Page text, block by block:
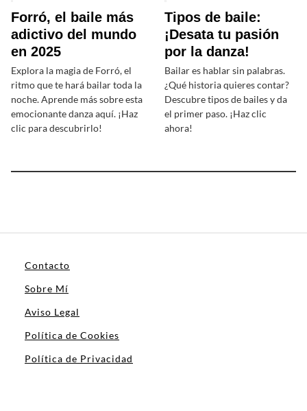
Forró, el baile más
adictivo del mundo
en 2025
Explora la magia de Forró, el
ritmo que te hará bailar toda la
noche. Aprende más sobre esta
emocionante danza aquí. ¡Haz
clic para descubrirlo!
Tipos de baile:
¡Desata tu pasión
por la danza!
Bailar es hablar sin palabras.
¿Qué historia quieres contar?
Descubre tipos de bailes y da
el primer paso. ¡Haz clic
ahora!
Contacto
Sobre Mí
Aviso Legal
Política de Cookies
Política de Privacidad